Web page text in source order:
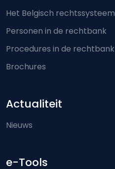
Het Belgisch rechtssysteem
Personen in de rechtbank
Procedures in de rechtbank
Brochures
Actualiteit
Nieuws
e-Tools